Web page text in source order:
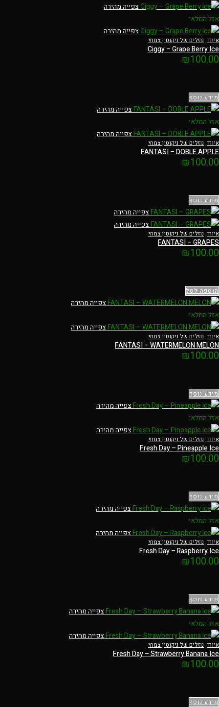
צפייה מהירה
אזל המלאי
צפייה מהירה
איווד, נוזלים של ניקוטין צמחי
Ciggy – Grape Berry Ice
₪100.00
מידע נוסף
צפייה מהירה
אזל המלאי
צפייה מהירה
איווד, נוזלים של ניקוטין צמחי
FANTASI – DOBLE APPLE
₪100.00
מידע נוסף
צפייה מהירה
צפייה מהירה
איווד, נוזלים של ניקוטין צמחי
FANTASI – GRAPES
₪100.00
הוספה לסל
צפייה מהירה
אזל המלאי
צפייה מהירה
איווד, נוזלים של ניקוטין צמחי
FANTASI – WATERMELON MELON
₪100.00
מידע נוסף
צפייה מהירה
אזל המלאי
צפייה מהירה
איווד, נוזלים של ניקוטין צמחי
Fresh Day – Pineapple Ice
₪100.00
מידע נוסף
צפייה מהירה
אזל המלאי
צפייה מהירה
איווד, נוזלים של ניקוטין צמחי
Fresh Day – Raspberry Ice
₪100.00
מידע נוסף
צפייה מהירה
אזל המלאי
צפייה מהירה
איווד, נוזלים של ניקוטין צמחי
Fresh Day – Strawberry Banana Ice
₪100.00
מידע נוסף